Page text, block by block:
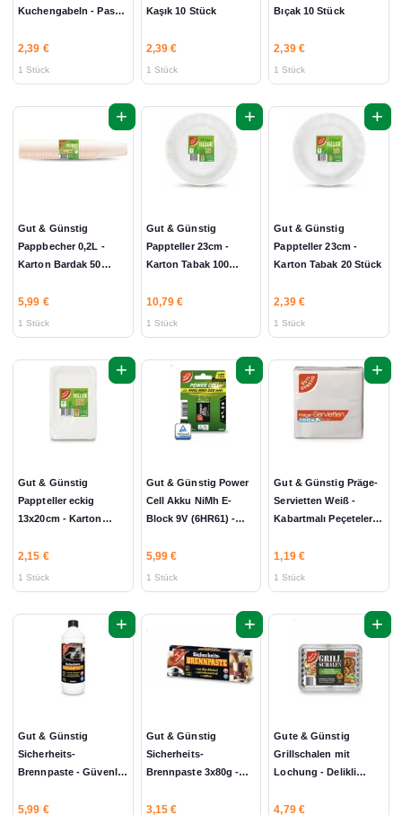
Kuchengabeln - Pasta
2,39 €
1 Stück
Kaşık 10 Stück
2,39 €
1 Stück
Bıçak 10 Stück
2,39 €
1 Stück
+
Gut & Günstig
Pappbecher 0,2L -
Karton Bardak 50
5,99 €
1 Stück
+
Gut & Günstig
Pappteller 23cm -
Karton Tabak 100
10,79 €
1 Stück
+
Gut & Günstig
Pappteller 23cm -
Karton Tabak 20 Stück
2,39 €
1 Stück
+
Gut & Günstig
Pappteller eckig
13x20cm - Karton
2,15 €
1 Stück
+
Gut & Günstig Power
Cell Akku NiMh E-
Block 9V (6HR61) -
E-Blok 220mAh 1
Stück
5,99 €
1 Stück
+
Gut & Günstig Präge-
Servietten Weiß -
Kabartmalı Peçeteler
1,19 €
1 Stück
+
Gut & Günstig
Sicherheits-
Brennpaste - Güvenlik
5,99 €
+
Gut & Günstig
Sicherheits-
Brennpaste 3x80g -
240g
3,15 €
+
Gute & Günstig
Grillschalen mit
Lochung - Delikli
4,79 €